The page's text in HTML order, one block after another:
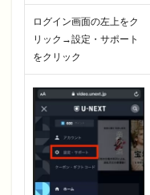
ログイン画面の左上をク
リック→設定・サポート
をクリック